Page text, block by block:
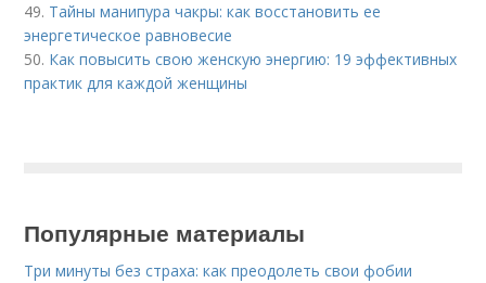
49. Тайны манипура чакры: как восстановить ее
энергетическое равновесие
50. Как повысить свою женскую энергию: 19 эффективных
практик для каждой женщины
Популярные материалы
Три минуты без страха: как преодолеть свои фобии